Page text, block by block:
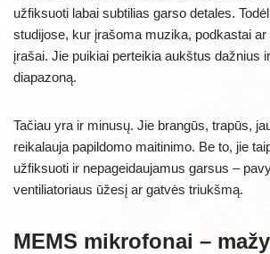
užfiksuoti labai subtilias garso detales.
studijose, kur įrašoma muzika, podkastai
įrašai. Jie puikiai perteikia aukštus dažnius
diapazoną.
Tačiau yra ir minusų. Jie brangūs, trapūs,
reikalauja papildomo maitinimo. Be to, jie
užfiksuoti ir nepageidaujamus garsus –
ventiliatoriaus ūžesį ar gatvės triukšmą.
MEMS mikrofonai –